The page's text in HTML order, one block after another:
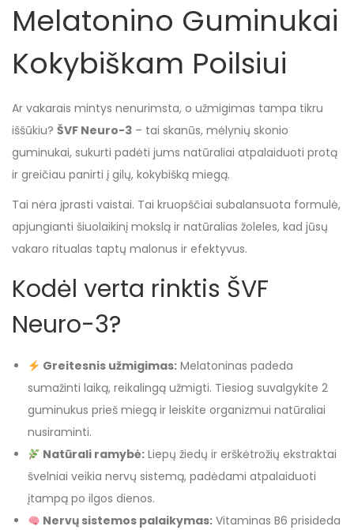
Melatonino Guminukai
Kokybiškam Poilsiui
Ar vakarais mintys nenurimsta, o užmigimas tampa tikru
iššūkiu? ŠVF Neuro-3 – tai skanūs, mėlynių skonio
guminukai, sukurti padėti jums natūraliai atpalaiduoti protą
ir greičiau panirti į gilų, kokybišką miegą.
Tai nėra įprasti vaistai. Tai kruopščiai subalansuota formulė,
apjungianti šiuolaikinį mokslą ir natūralias žoleles, kad jūsų
vakaro ritualas taptų malonus ir efektyvus.
Kodėl verta rinktis ŠVF
Neuro-3?
Greitesnis užmigimas:Melatoninas padeda
sumažinti laiką, reikalingą užmigti. Tiesiog suvalgykite 2
guminukus prieš miegą ir leiskite organizmui natūraliai
nusiraminti.
Natūrali ramybė:Liepų žiedų ir erškėtrožių ekstraktai
švelniai veikia nervų sistemą, padėdami atpalaiduoti
įtampą po ilgos dienos.
Nervų sistemos palaikymas:Vitaminas B6 prisideda